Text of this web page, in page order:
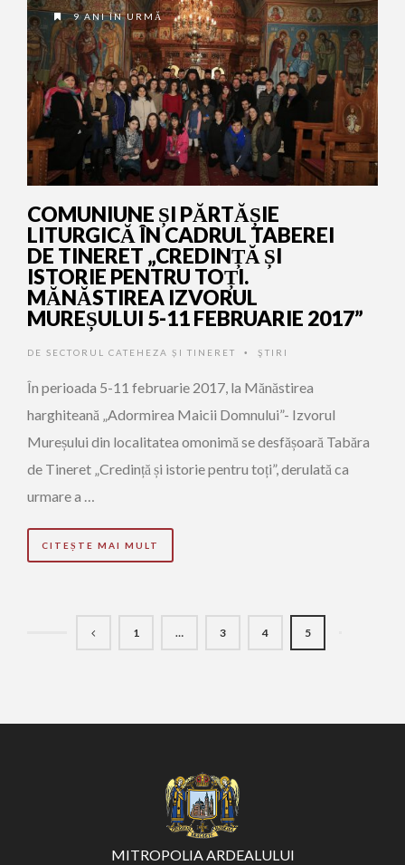
9 ANI ÎN URMĂ
COMUNIUNE ȘI PĂRTĂȘIE
LITURGICĂ ÎN CADRUL TABEREI
DE TINERET „CREDINȚĂ ȘI
ISTORIE PENTRU TOȚI.
MĂNĂSTIREA IZVORUL
MUREȘULUI 5-11 FEBRUARIE 2017”
DE SECTORUL CATEHEZA ȘI TINERET • ŞTIRI
În perioada 5-11 februarie 2017, la Mănăstirea
harghiteană „Adormirea Maicii Domnului”- Izvorul
Mureșului din localitatea omonimă se desfășoară Tabăra
de Tineret „Credință și istorie pentru toți”, derulată ca
urmare a …
CITEȘTE MAI MULT
1 … 3 4 5
MITROPOLIA ARDEALULUI